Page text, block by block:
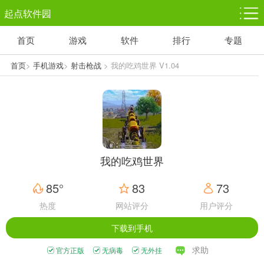
起点软件园
塔防游戏
1千+款游戏
休闲益智
1万+款游戏
体育竞技
5百+款游戏
赛车竞速
3百+款游戏
首页 游戏 软件 排行 专题
首页> 手机游戏> 射击枪战> 我的吃鸡世界 V1.04
我的吃鸡世界
85°
热度
83
网站评分
73
用户评分
下载到手机
官方正版 无病毒 无外挂 求助